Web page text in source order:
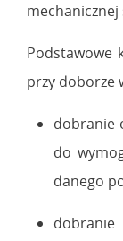
mechanicznej
Podstawowe
przy doborze
dobranie
do
danego